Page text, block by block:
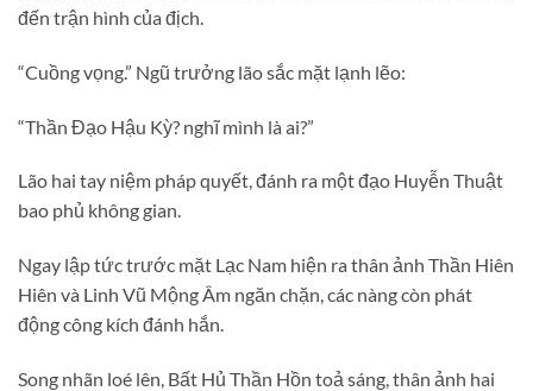
đến trận hình của địch.
“Cuồng vọng.” Ngũ trưởng lão sắc mặt lạnh lẽo:
“Thần Đạo Hậu Kỳ? nghĩ mình là ai?”
Lão hai tay niệm pháp quyết, đánh ra một đạo Huyễn Thuật
bao phủ không gian.
Ngay lập tức trước mặt Lạc Nam hiện ra thân ảnh Thần Hiên
Hiên và Linh Vũ Mộng Âm ngăn chặn, các nàng còn phát
động công kích đánh hắn.
Song nhãn loé lên, Bất Hủ Thần Hồn toả sáng, thân ảnh hai